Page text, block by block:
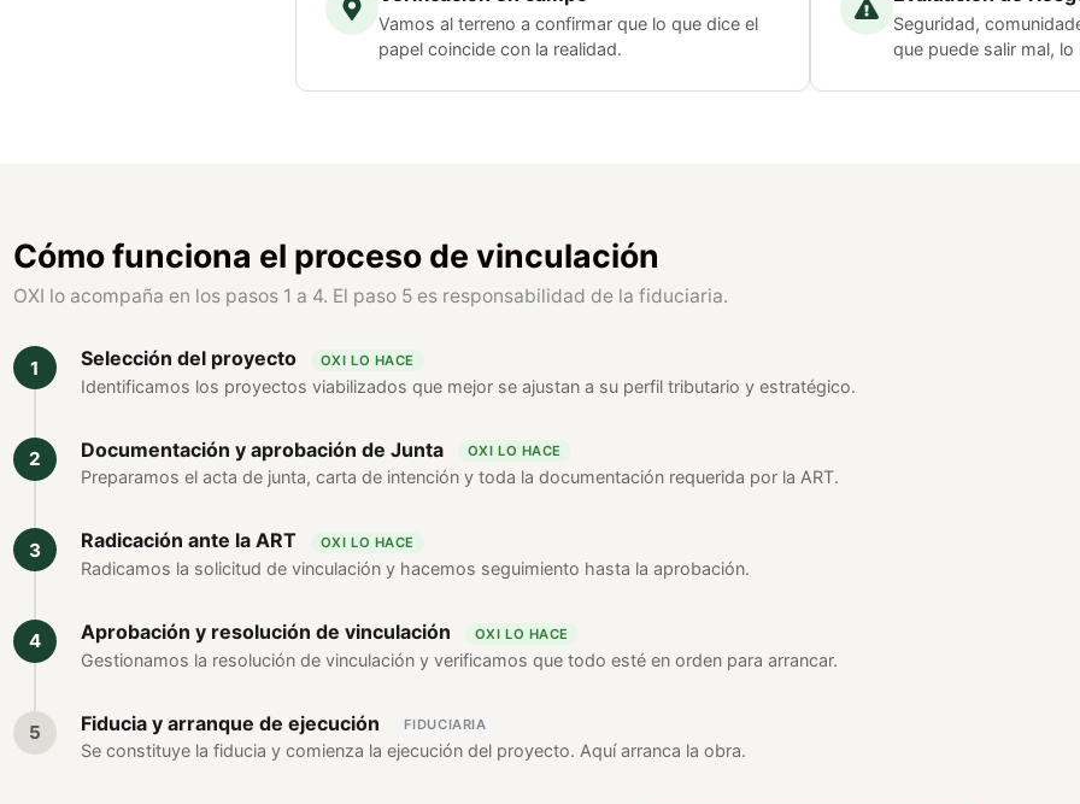
Vamos al terreno a confirmar que lo que dice el
papel coincide con la realidad.
Seguridad,
que puede salir mal,
Cómo funciona el proceso de vinculación
OXI lo acompaña en los pasos 1 a 4. El paso 5 es responsabilidad de la fiduciaria.
Selección del proyecto OXI LO HACE
Identificamos los proyectos viabilizados que mejor se ajustan a su perfil tributario y estratégico.
Documentación y aprobación de Junta OXI LO HACE
Preparamos el acta de junta, carta de intención y toda la documentación requerida por la ART.
Radicación ante la ART OXI LO HACE
Radicamos la solicitud de vinculación y hacemos seguimiento hasta la aprobación.
Aprobación y resolución de vinculación OXI LO HACE
Gestionamos la resolución de vinculación y verificamos que todo esté en orden para arrancar.
Fiducia y arranque de ejecución FIDUCIARIA
Se constituye la fiducia y comienza la ejecución del proyecto. Aquí arranca la obra.